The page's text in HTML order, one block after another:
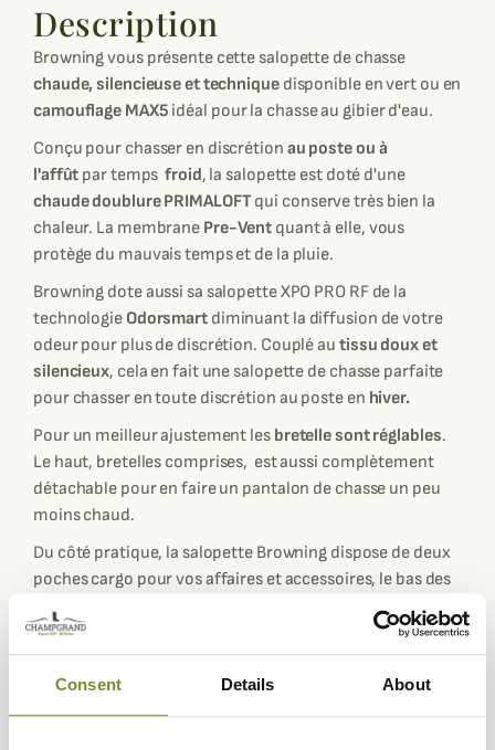
Consent Details About
Description
Browning vous présente cette salopette de chasse
chaude, silencieuse et techniquedisponible en vert ou en
camouflage MAX5 idéal pour la chasse au gibier d'eau.
Conçu pour chasser en discrétion au poste ou à
l'affût par temps froid, la salopette est doté d'une
chaude doublure PRIMALOFTqui conserve très bien la
chaleur. La membrane Pre-Vent quant à elle, vous
protège du mauvais temps et de la pluie.
Browning dote aussi sa salopette XPO PRO RF de la
technologie Odorsmartdiminuant la diffusion de votre
odeur pour plus de discrétion. Couplé au tissu doux et
silencieux, cela en fait une salopette de chasse parfaite
pour chasser en toute discrétion au poste en hiver.
Pour un meilleur ajustement les bretelle sont réglables.
Le haut, bretelles comprises, est aussi complètement
détachable pour en faire un pantalon de chasse un peu
moins chaud.
Du côté pratique, la salopette Browning dispose de deux
poches cargo pour vos affaires et accessoires, le bas des
jambes est doté d'une fermeture éclair et des
renforts en
polyester
noir sont situés aux genoux et en bas des
jambes renforçant la protection et la durée de vie du
pantalon.
Taille normalement, prenez